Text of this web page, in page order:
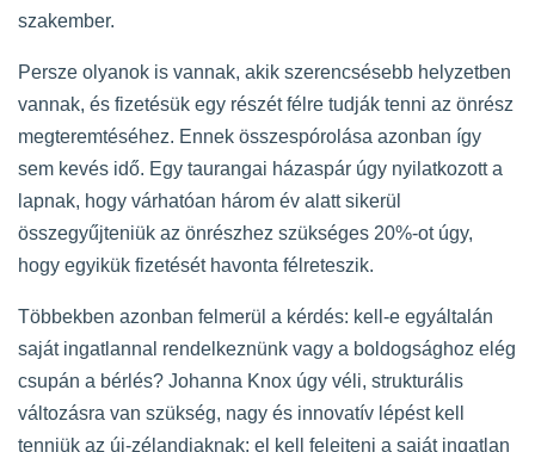
szakember.
Persze olyanok is vannak, akik szerencsésebb helyzetben
vannak, és fizetésük egy részét félre tudják tenni az önrész
megteremtéséhez. Ennek összespórolása azonban így
sem kevés idő. Egy taurangai házaspár úgy nyilatkozott a
lapnak, hogy várhatóan három év alatt sikerül
összegyűjteniük az önrészhez szükséges 20%-ot úgy,
hogy egyikük fizetését havonta félreteszik.
Többekben azonban felmerül a kérdés: kell-e egyáltalán
saját ingatlannal rendelkeznünk vagy a boldogsághoz elég
csupán a bérlés? Johanna Knox úgy véli, strukturális
változásra van szükség, nagy és innovatív lépést kell
tenniük az új-zélandiaknak: el kell felejteni a saját ingatlan